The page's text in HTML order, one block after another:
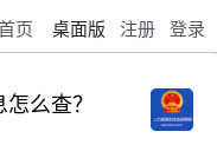
页 桌面版 注册 登录
么查？